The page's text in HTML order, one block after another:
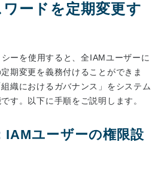
ードを定期変更す
ーを使用すると、全IAMユーザーに
期変更を義務付けることができま
織におけるガバナンス」をシステム
す。以下に手順をご説明します。
IAMユーザーの権限設